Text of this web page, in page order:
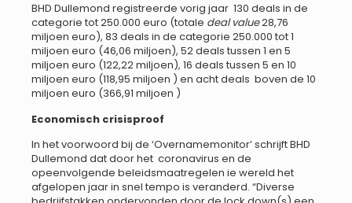
BHD Dullemond registreerde vorig jaar 130 deals in de
categorie tot 250.000 euro (totale deal value28,76
miljoen euro), 83 deals in de categorie 250.000 tot 1
miljoen euro (46,06 miljoen), 52 deals tussen 1 en 5
miljoen euro (122,22 miljoen), 16 deals tussen 5 en 10
miljoen euro (118,95 miljoen ) en acht deals boven de 10
miljoen euro (366,91 miljoen )
Economisch crisisproof
In het voorwoord bij de ‘Overnamemonitor’ schrijft BHD
Dullemond dat door het coronavirus en de
opeenvolgende beleidsmaatregelen ie wereld het
afgelopen jaar in snel tempo is veranderd. “Diverse